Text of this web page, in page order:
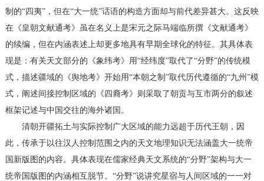
制的“四夷”，但在“大一统”话语的构造方面却与前代差异甚大。这反映
在《皇朝文献通考》虽在名义上是宋元之际马端临所撰《文献通考》
的续编，但在内涵表述上却更多地具有早期全球化的特征。其具体表
现是：有关天文部分的《象纬考》用“经纬度”取代了“分野”的传统模
式，描述疆域的《舆地考》开始用“本朝之制”取代历代遵循的“九州”模
式，阐述间接控制区域的《四裔考》则采取了朝贡与互市两分的叙述
框架记述与中国交往的海外诸国。
清朝开疆拓土与实际控制广大区域的能力远超于历代王朝，因
此，传承于以往汉人控制范围之内的天文地理知识无法涵盖大一统帝
国新版图的内容。具体表现在儒家经典天文系统的“分野”架构与大一
统帝国版图的内涵相互脱节。“分野”说讲究星宿与人间区域的一一对